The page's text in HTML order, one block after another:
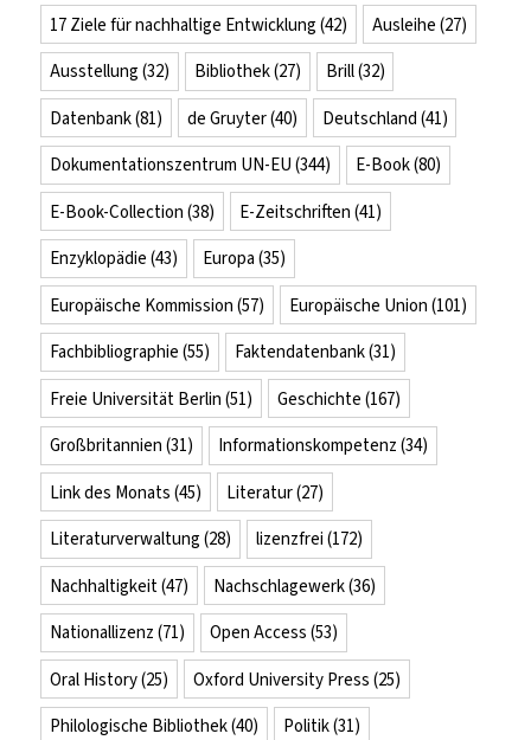
17 Ziele für nachhaltige Entwicklung (42) Ausleihe (27)
Ausstellung (32) Bibliothek(27) Brill(32)
Datenbank(81) de Gruyter(40) Deutschland (41)
Dokumentationszentrum UN-EU (344) E-Book(80)
E-Book-Collection (38) E-Zeitschriften (41)
Enzyklopädie (43) Europa (35)
Europäische Kommission (57) Europäische Union (101)
Fachbibliographie (55) Faktendatenbank(31)
Freie Universität Berlin (51) Geschichte (167)
Großbritannien (31) Informationskompetenz (34)
Link des Monats (45) Literatur(27)
Literaturverwaltung (28) lizenzfrei (172)
Nachhaltigkeit(47) Nachschlagewerk(36)
Nationallizenz (71) Open Access (53)
Oral History(25) Oxford University Press (25)
Philologische Bibliothek(40) Politik(31)